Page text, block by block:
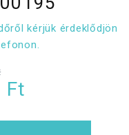
kérjük érdeklődjön
Ft